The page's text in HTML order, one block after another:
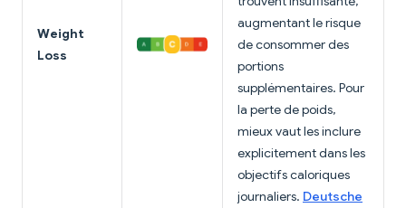
Weight
Loss
augmentant le risque
de consommer des
portions
supplémentaires. Pour
la perte de poids,
mieux vaut les inclure
explicitement dans les
objectifs caloriques
journaliers. Deutsche